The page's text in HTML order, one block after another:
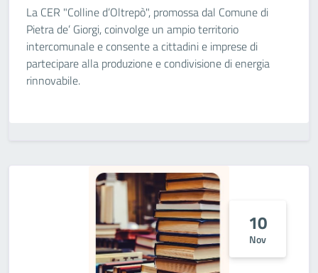
La CER "Colline d’Oltrepò", promossa dal Comune di
Pietra de’ Giorgi, coinvolge un ampio territorio
intercomunale e consente a cittadini e imprese di
partecipare alla produzione e condivisione di energia
rinnovabile.
10
Nov